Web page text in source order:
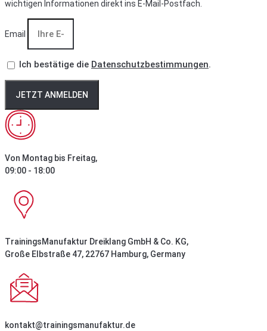
wichtigen Informationen direkt ins E-Mail-Postfach.
Email
Ich bestätige die Datenschutzbestimmungen.
JETZT ANMELDEN
Von Montag bis Freitag,
09:00 - 18:00
TrainingsManufaktur Dreiklang GmbH & Co. KG,
Große Elbstraße 47, 22767 Hamburg, Germany
kontakt@trainingsmanufaktur.de